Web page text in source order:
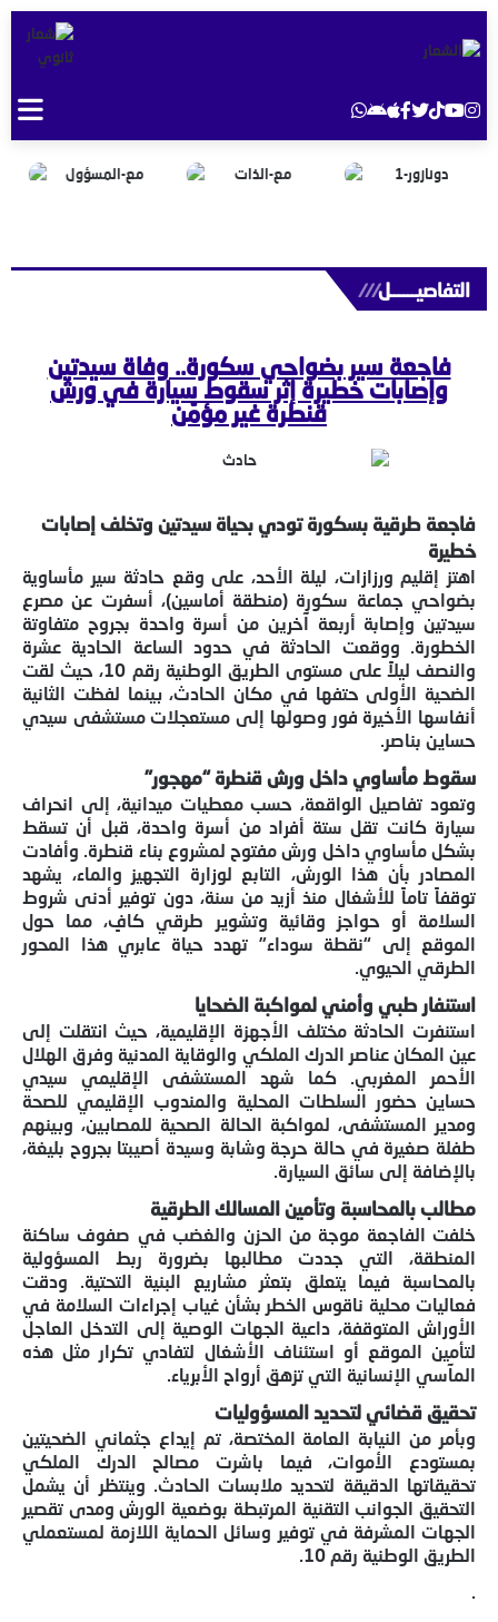
التفاصيــــــل///
فاجعة سير بضواحي سكورة.. وفاة سيدتين
وإصابات خطيرة إثر سقوط سيارة في ورش
قنطرة غير مؤمّن
فاجعة طرقية بسكورة تودي بحياة سيدتين وتخلف إصابات
خطيرة
اهتز إقليم ورزازات، ليلة الأحد، على وقع حادثة سير مأساوية
بضواحي جماعة سكورة (منطقة أماسين)، أسفرت عن مصرع
سيدتين وإصابة أربعة آخرين من أسرة واحدة بجروح متفاوتة
الخطورة. ووقعت الحادثة في حدود الساعة الحادية عشرة
والنصف ليلاً على مستوى الطريق الوطنية رقم 10، حيث لقت
الضحية الأولى حتفها في مكان الحادث، بينما لفظت الثانية
أنفاسها الأخيرة فور وصولها إلى مستعجلات مستشفى سيدي
حساين بناصر.
سقوط مأساوي داخل ورش قنطرة “مهجور”
وتعود تفاصيل الواقعة، حسب معطيات ميدانية، إلى انحراف
سيارة كانت تقل ستة أفراد من أسرة واحدة، قبل أن تسقط
بشكل مأساوي داخل ورش مفتوح لمشروع بناء قنطرة. وأفادت
المصادر بأن هذا الورش، التابع لوزارة التجهيز والماء، يشهد
توقفاً تاماً للأشغال منذ أزيد من سنة، دون توفير أدنى شروط
السلامة أو حواجز وقائية وتشوير طرقي كافٍ، مما حول
الموقع إلى “نقطة سوداء” تهدد حياة عابري هذا المحور
الطرقي الحيوي.
استنفار طبي وأمني لمواكبة الضحايا
استنفرت الحادثة مختلف الأجهزة الإقليمية، حيث انتقلت إلى
عين المكان عناصر الدرك الملكي والوقاية المدنية وفرق الهلال
الأحمر المغربي. كما شهد المستشفى الإقليمي سيدي
حساين حضور السلطات المحلية والمندوب الإقليمي للصحة
ومدير المستشفى، لمواكبة الحالة الصحية للمصابين، وبينهم
طفلة صغيرة في حالة حرجة وشابة وسيدة أصيبتا بجروح بليغة،
بالإضافة إلى سائق السيارة.
مطالب بالمحاسبة وتأمين المسالك الطرقية
خلفت الفاجعة موجة من الحزن والغضب في صفوف ساكنة
المنطقة، التي جددت مطالبها بضرورة ربط المسؤولية
بالمحاسبة فيما يتعلق بتعثر مشاريع البنية التحتية. ودقت
فعاليات محلية ناقوس الخطر بشأن غياب إجراءات السلامة في
الأوراش المتوقفة، داعية الجهات الوصية إلى التدخل العاجل
لتأمين الموقع أو استئناف الأشغال لتفادي تكرار مثل هذه
المآسي الإنسانية التي تزهق أرواح الأبرياء.
تحقيق قضائي لتحديد المسؤوليات
وبأمر من النيابة العامة المختصة، تم إيداع جثماني الضحيتين
بمستودع الأموات، فيما باشرت مصالح الدرك الملكي
تحقيقاتها الدقيقة لتحديد ملابسات الحادث. وينتظر أن يشمل
التحقيق الجوانب التقنية المرتبطة بوضعية الورش ومدى تقصير
الجهات المشرفة في توفير وسائل الحماية اللازمة لمستعملي
الطريق الوطنية رقم 10.
.